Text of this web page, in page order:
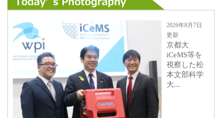
2026年8月7日
更新
京都大
iCeMS等を
視察した松
本文部科学
大...